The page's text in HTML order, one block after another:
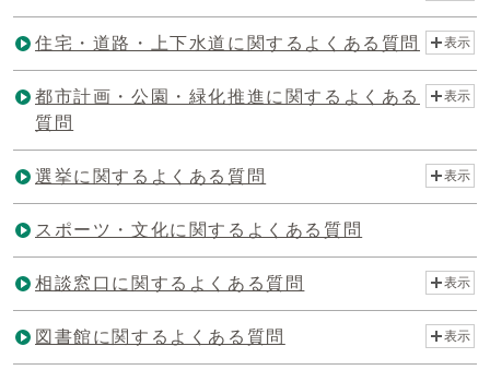
住宅・道路・上下水道に関するよくある質問 表示
都市計画・公園・緑化推進に関するよくある
質問
表示
選挙に関するよくある質問 表示
スポーツ・文化に関するよくある質問
相談窓口に関するよくある質問 表示
図書館に関するよくある質問 表示